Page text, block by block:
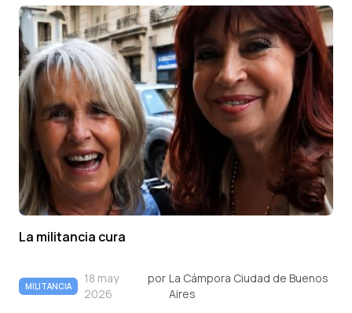
La militancia cura
MILITANCIA
18 may
2026
por La Cámpora Ciudad de Buenos
Aires